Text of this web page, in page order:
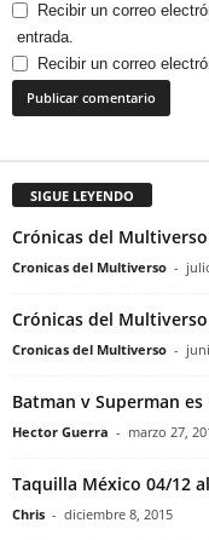
Recibir un correo
entrada.
Recibir un correo
SIGUE LEYENDO
Crónicas del
Cronicas del Multiverso -
Crónicas del
Cronicas del Multiverso -
Batman v Superman
Hector Guerra - marzo 27,
Taquilla México 04/12
Chris - diciembre 8, 2015